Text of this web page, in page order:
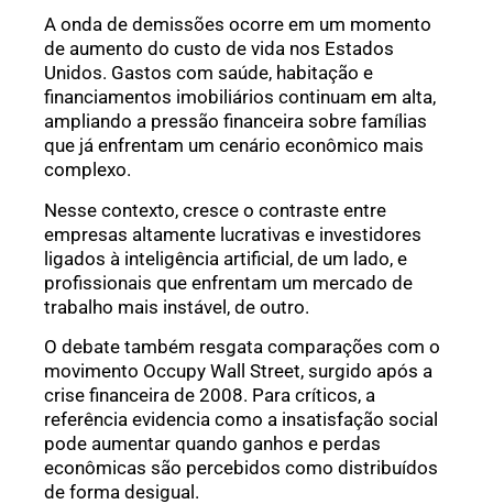
A onda de demissões ocorre em um momento
de aumento do custo de vida nos Estados
Unidos. Gastos com saúde, habitação e
financiamentos imobiliários continuam em alta,
ampliando a pressão financeira sobre famílias
que já enfrentam um cenário econômico mais
complexo.
Nesse contexto, cresce o contraste entre
empresas altamente lucrativas e investidores
ligados à inteligência artificial, de um lado, e
profissionais que enfrentam um mercado de
trabalho mais instável, de outro.
O debate também resgata comparações com o
movimento Occupy Wall Street, surgido após a
crise financeira de 2008. Para críticos, a
referência evidencia como a insatisfação social
pode aumentar quando ganhos e perdas
econômicas são percebidos como distribuídos
de forma desigual.